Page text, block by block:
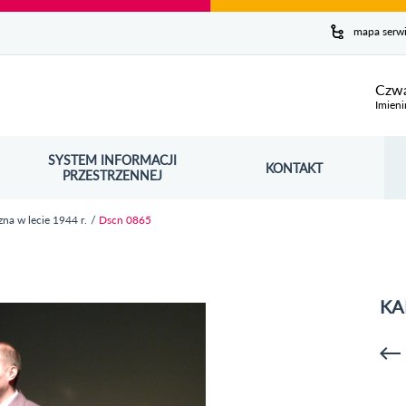
mapa
SYSTEM INFORMACJI
PRZESTRZENNEJ
OTWORZY SIĘ W NOWYM OKNIE KONTAKT
w lecie 1944 r. Dscn 0865